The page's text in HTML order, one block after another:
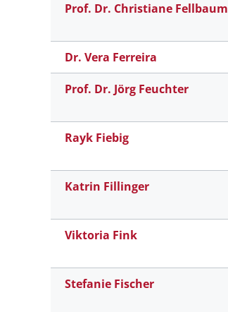
Prof. Dr. Christiane Fellbaum
Dr. Vera Ferreira
Prof. Dr. Jörg Feuchter
Rayk Fiebig
Katrin Fillinger
Viktoria Fink
Stefanie Fischer